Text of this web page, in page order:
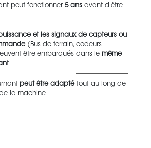
peut fonctionner 5 ans avant d'être
et les signaux de capteurs ou
(Bus de terrain, codeurs
être embarqués dans le même
peut être adaptétout au long de
la machine